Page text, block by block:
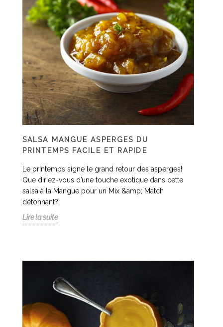
SALSA MANGUE ASPERGES DU
PRINTEMPS FACILE ET RAPIDE
Le printemps signe le grand retour des asperges!
Que diriez-vous d’une touche exotique dans cette
salsa à la Mangue pour un Mix &amp; Match
détonnant?
Lire la suite